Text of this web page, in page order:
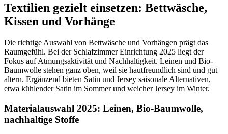
Textilien gezielt einsetzen: Bettwäsche,
Kissen und Vorhänge
Die richtige Auswahl von Bettwäsche und Vorhängen prägt das
Raumgefühl. Bei der Schlafzimmer Einrichtung 2025 liegt der
Fokus auf Atmungsaktivität und Nachhaltigkeit. Leinen und Bio-
Baumwolle stehen ganz oben, weil sie hautfreundlich sind und gut
altern. Ergänzend bieten Satin und Jersey saisonale Alternativen,
etwa kühlender Satin im Sommer und weicher Jersey im Winter.
Materialauswahl 2025: Leinen, Bio-Baumwolle,
nachhaltige Stoffe